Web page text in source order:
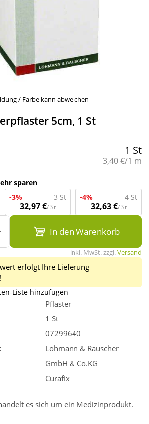
/ Farbe kann abweichen
5cm, 1 St
1 St
Grundpreis:
3,40 €/1 m
sparen
-3% 3 St
32,97 €/ St
-4% 4 St
32,63 €/ St
In den Warenkorb
inkl. MwSt. zzgl.Versand
erfolgt Ihre Lieferung
Liste hinzufügen
Pflaster
1 St
07299640
Lohmann & Rauscher
GmbH & Co.KG
Curafix
es sich um ein Medizinprodukt.